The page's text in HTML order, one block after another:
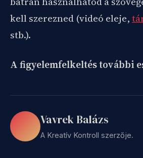
kell szerezned (videó eleje,
stb.).
A figyelemfelkeltés további
Vavrek Balázs
A Kreatív Kontroll szerzője.